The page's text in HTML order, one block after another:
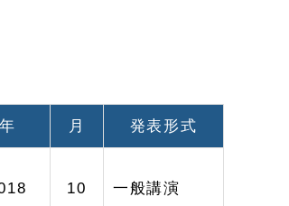
年 月 発表形式
10 一般講演